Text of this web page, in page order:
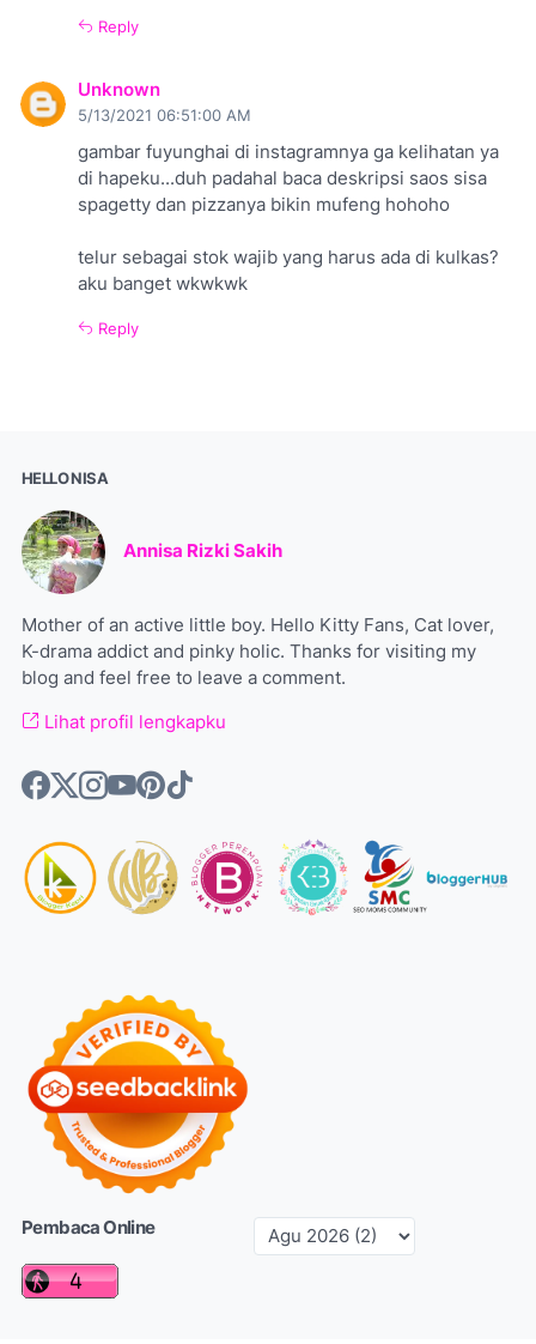
Reply
Unknown
5/13/2021 06:51:00 AM
gambar fuyunghai di instagramnya ga kelihatan ya
di hapeku...duh padahal baca deskripsi saos sisa
spagetty dan pizzanya bikin mufeng hohoho
telur sebagai stok wajib yang harus ada di kulkas?
aku banget wkwkwk
Reply
HELLO NISA
Annisa Rizki Sakih
Mother of an active little boy. Hello Kitty Fans, Cat lover,
K-drama addict and pinky holic. Thanks for visiting my
blog and feel free to leave a comment.
Lihat profil lengkapku
Pembaca Online